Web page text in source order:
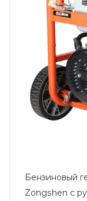
Бензиновый
Zongshen с